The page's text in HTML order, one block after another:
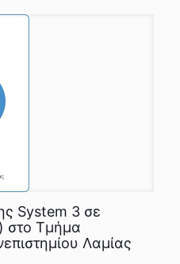
System 3 σε
στο Τμήμα
Λαμίας